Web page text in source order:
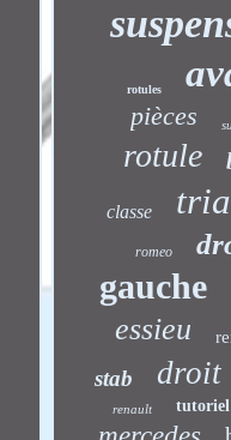
rotules
pièces
rotule
classe
romeo
gauche
essieu
stab droit
renault tutoriel